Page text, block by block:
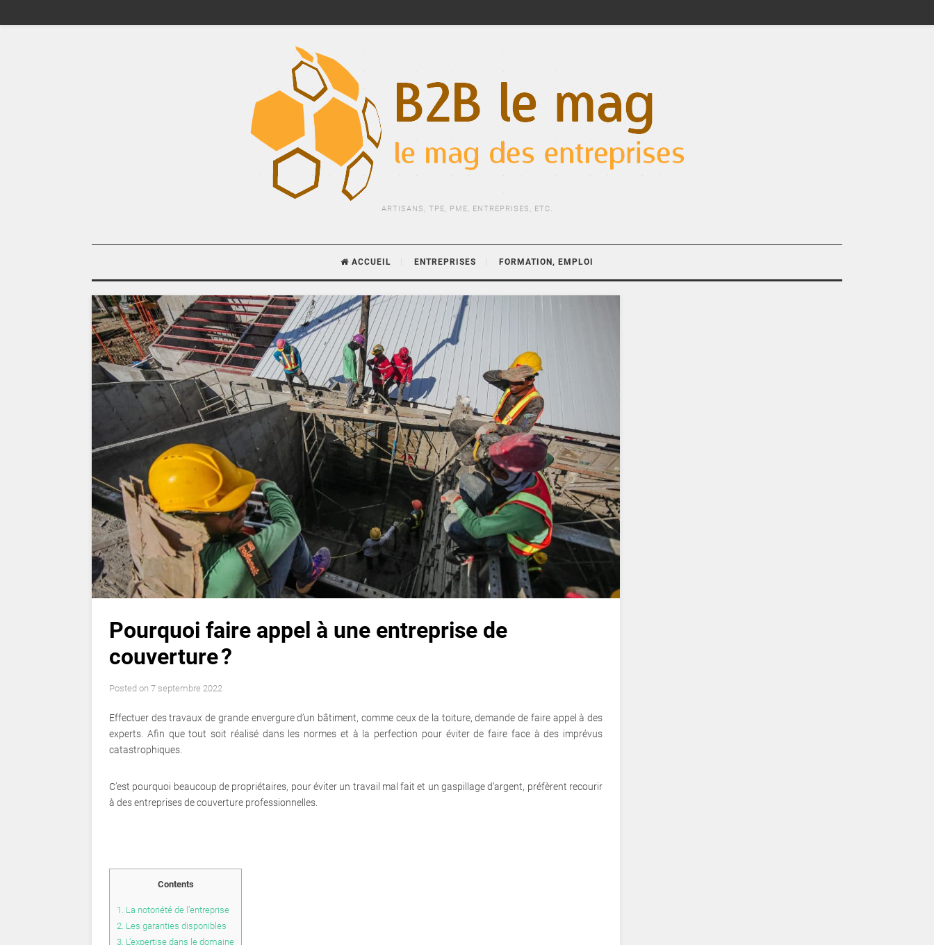
ARTISANS, TPE, PME, ENTREPRISES, ETC.
ACCUEIL ENTREPRISES FORMATION, EMPLOI
Pourquoi faire appel à une entreprise de
couverture ?
Posted on 7 septembre 2022
Effectuer des travaux de grande envergure d’un bâtiment, comme ceux de la toiture, demande de faire appel à des
experts. Afin que tout soit réalisé dans les normes et à la perfection pour éviter de faire face à des imprévus
catastrophiques.
C’est pourquoi beaucoup de propriétaires, pour éviter un travail mal fait et un gaspillage d’argent, préfèrent recourir
à des entreprises de couverture professionnelles.
Contents
1. La notoriété de l’entreprise
2. Les garanties disponibles
3. L’expertise dans le domaine